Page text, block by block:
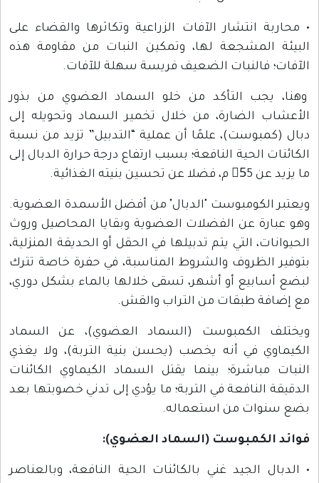
• محاربة انتشار الآفات الزراعية وتكاثرها والقضاء على
البيئة المشجعة لها، وتمكين النبات من مقاومة هذه
الآفات؛ فالنبات الضعيف فريسة سهلة للآفات.
وهنا، يجب التأكد من خلو السماد العضوي من بذور
الأعشاب الضارة، من خلال تخمير السماد وتحويله إلى
دبال (كمبوست)، علمًا أن عملية “التدبيل” تزيد من نسبة
الكائنات الحية النافعة؛ بسبب ارتفاع درجة حرارة الدبال إلى
ما يزيد عن 5ْ5 م، فضلا عن تحسين بنيته الغذائية.
ويعتبر الكومبوست "الدبال" من أفضل الأسمدة العضوية.
وهو عبارة عن الفضلات العضوية وبقايا المحاصيل وروث
الحيوانات، التي يتم تدبيلها في الحقل أو الحديقة المنزلية،
بتوفير الظروف والشروط المناسبة، في حفرة خاصة تترك
لبضع أسابيع أو أشهر، تسقى خلالها بالماء بشكل دوري،
مع إضافة طبقات من التراب والقش.
ويختلف الكمبوست (السماد العضوي)، عن السماد
الكيماوي في أنه يخصب (يحسن بنية التربة)، ولا يغذي
النبات مباشرة؛ بينما يقتل السماد الكيماوي الكائنات
الدقيقة النافعة في التربة؛ ما يؤدي إلى تدني خصوبتها بعد
بضع سنوات من استعماله.
فوائد الكمبوست (السماد العضوي):
• الدبال الجيد غني بالكائنات الحية النافعة، وبالعناصر